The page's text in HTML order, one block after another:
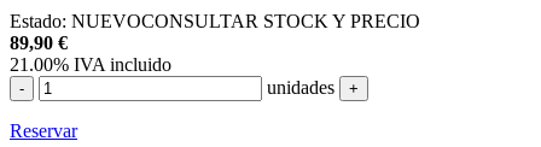
Estado: NUEVOCONSULTAR STOCK Y PRECIO
89,90 €
21.00% IVA incluido
- unidades +
Reservar